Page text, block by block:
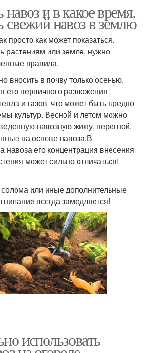
и в какое время.
свежий навоз в землю
просто как может показаться.
растениям или земле, нужно
правила.
вносить в почву только осенью,
его первичного разложения
и газов, что может быть вредно
культур. Весной и летом можно
навозную жижу, перегной,
на основе навоза.В
навоза его концентрация внесения
может сильно отличаться!
солома или иные дополнительные
всегда замедляется!
использовать